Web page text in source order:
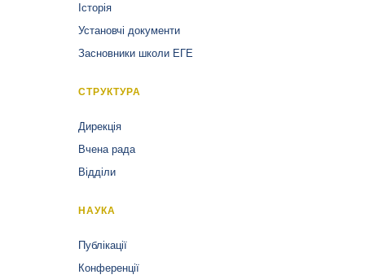
Історія
Установчі документи
Засновники школи ЕГЕ
СТРУКТУРА
Дирекція
Вчена рада
Відділи
НАУКА
Публікації
Конференції